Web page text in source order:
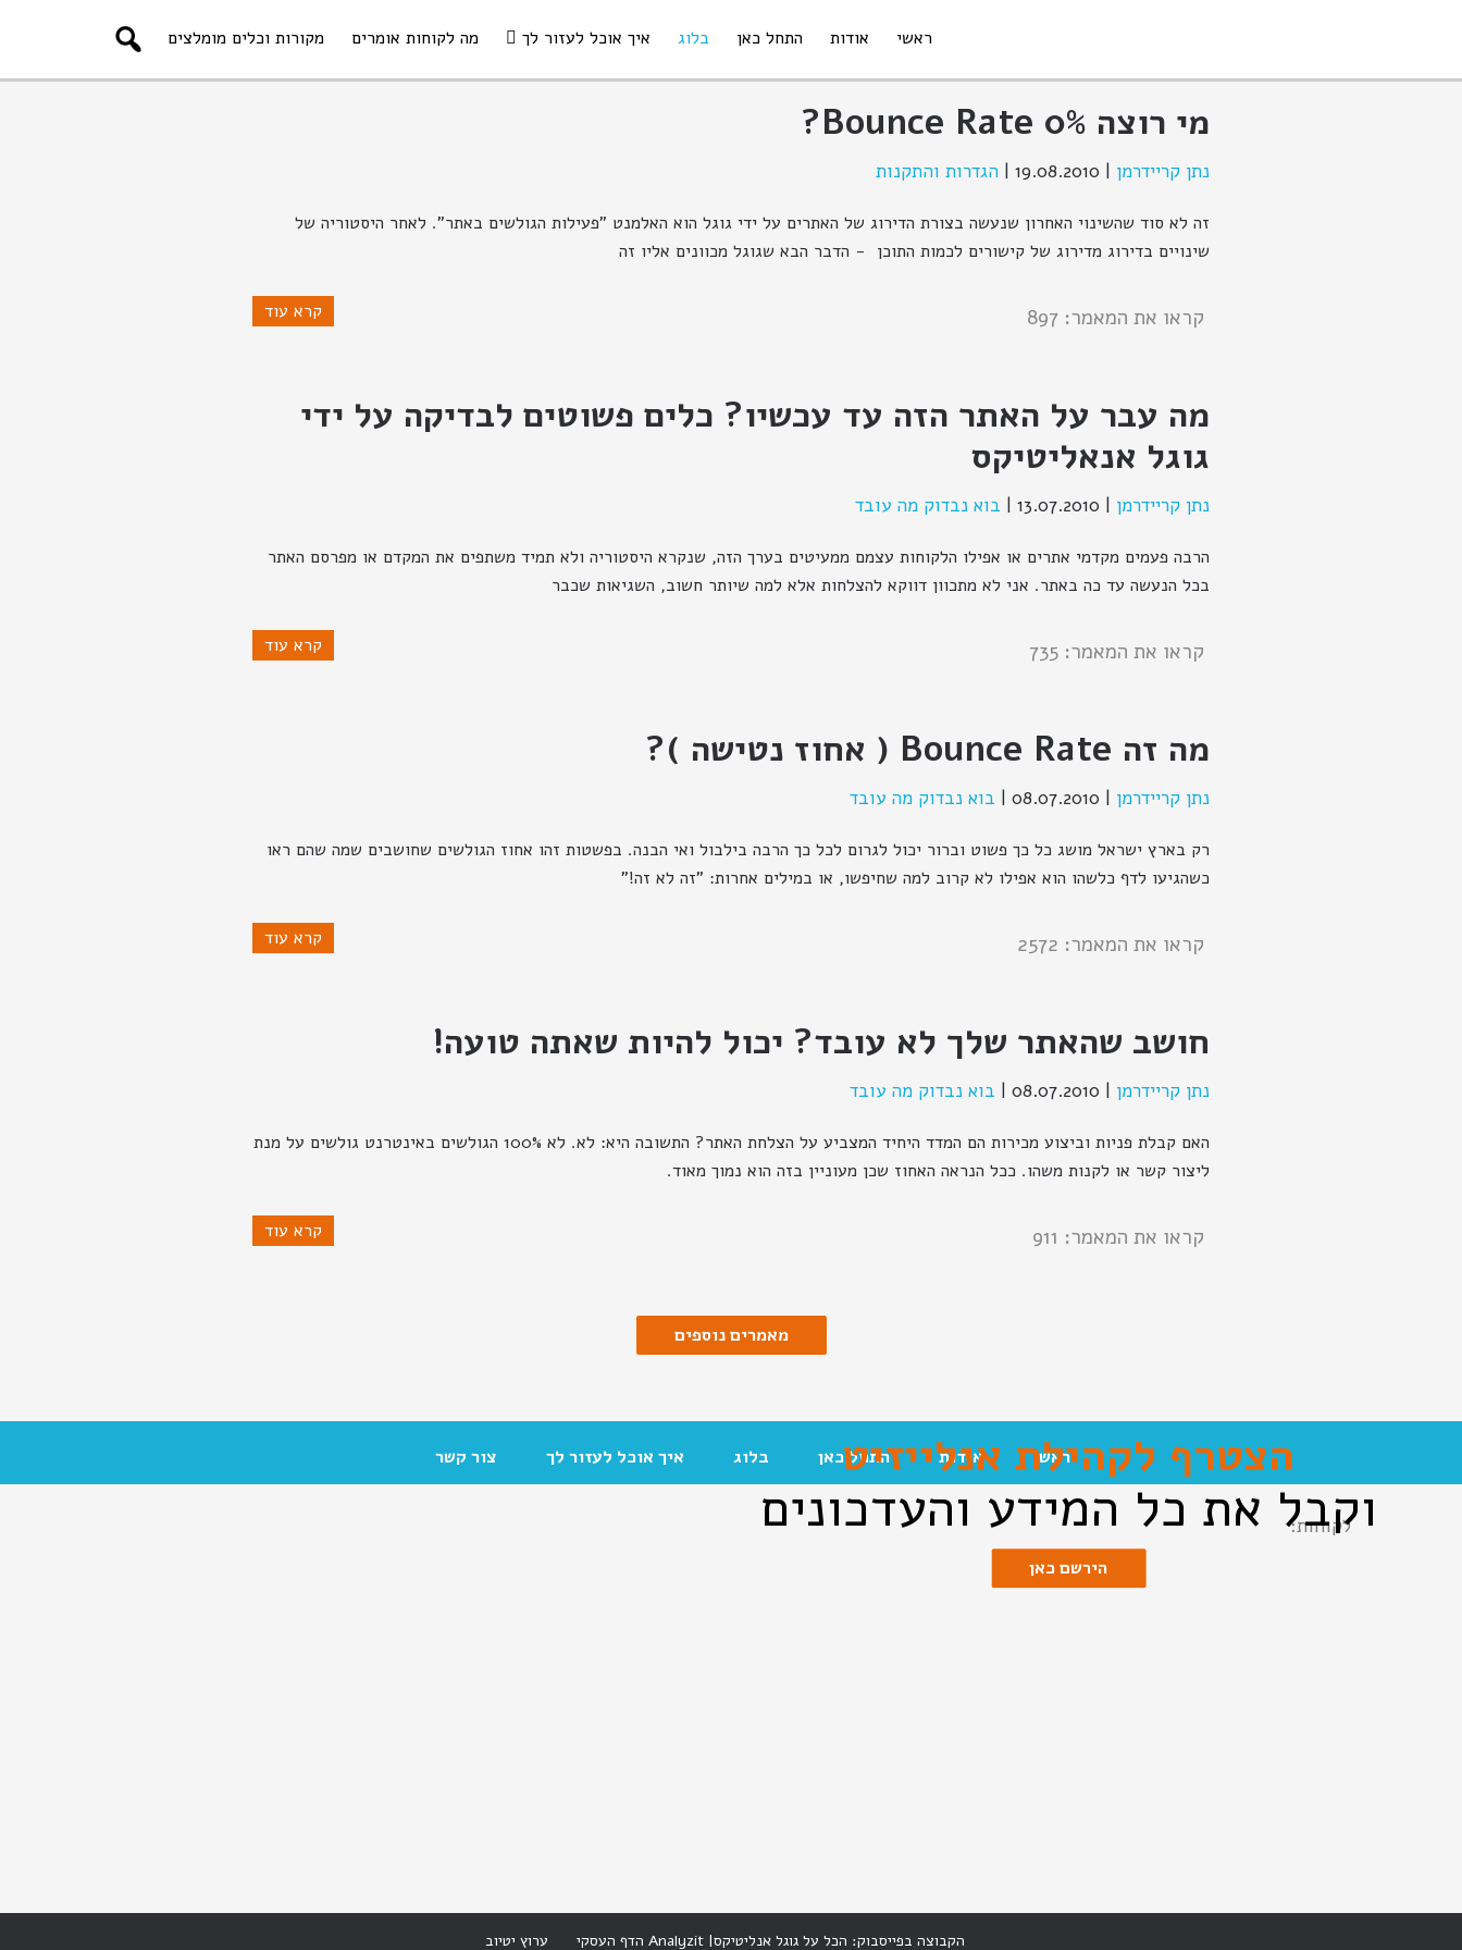
ראשי אודות התחל כאן בלוג איך אוכל לעזור לך מה לקוחות אומרים מקורות וכלים מומלצים
מי רוצה 0% Bounce Rate?
נתן קריידרמן |
19.08.2010
| הגדרות והתקנות
זה לא סוד שהשינוי האחרון שנעשה בצורת הדירוג של האתרים על ידי גוגל הוא האלמנט "פעילות הגולשים באתר". לאחר היסטוריה של
שינויים בדירוג מדירוג של קישורים לכמות התוכן - הדבר הבא שגוגל מכוונים אליו זה
קרא עוד קראו את המאמר: 897
מה עבר על האתר הזה עד עכשיו? כלים פשוטים לבדיקה על ידי
גוגל אנאליטיקס
נתן קריידרמן |
13.07.2010
| בוא נבדוק מה עובד
הרבה פעמים מקדמי אתרים או אפילו הלקוחות עצמם ממעיטים בערך הזה, שנקרא היסטוריה ולא תמיד משתפים את המקדם או מפרסם האתר
בכל הנעשה עד כה באתר. אני לא מתכוון דווקא להצלחות אלא למה שיותר חשוב, השגיאות שכבר
קרא עוד קראו את המאמר: 735
מה זה Bounce Rate ( אחוז נטישה )?
נתן קריידרמן |
08.07.2010
| בוא נבדוק מה עובד
רק בארץ ישראל מושג כל כך פשוט וברור יכול לגרום לכל כך הרבה בילבול ואי הבנה. בפשטות זהו אחוז הגולשים שחושבים שמה שהם ראו
כשהגיעו לדף כלשהו הוא אפילו לא קרוב למה שחיפשו, או במילים אחרות: "זה לא זה!"
קרא עוד קראו את המאמר: 2572
חושב שהאתר שלך לא עובד? יכול להיות שאתה טועה!
נתן קריידרמן |
08.07.2010
| בוא נבדוק מה עובד
האם קבלת פניות וביצוע מכירות הם המדד היחיד המצביע על הצלחת האתר? התשובה היא: לא. לא 100% הגולשים באינטרנט גולשים על מנת
ליצור קשר או לקנות משהו. ככל הנראה האחוז שכן מעוניין בזה הוא נמוך מאוד.
קרא עוד קראו את המאמר: 911
מאמרים נוספים
הצטרף לקהילת אנלייזיט
וקבל את כל המידע והעדכונים
הירשם כאן
ראשי אודות התחל כאן בלוג איך אוכל לעזור לך צור קשר
לקוחות:
הקבוצה בפייסבוק: הכל על גוגל אנליטיקס| Analyzit הדף העסקי ערוץ יטיוב